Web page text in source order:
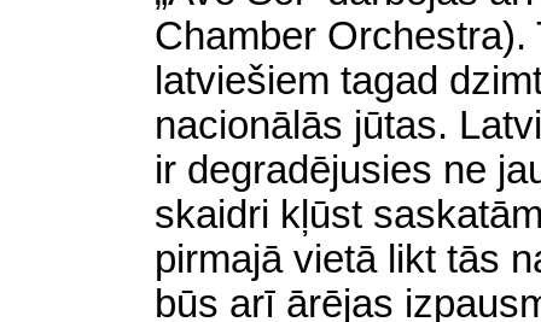
Chamber
latviešiem tagad
nacionālās jūtas.
ir degradējusies ne
skaidri kļūst
pirmajā vietā likt tās
būs arī ārējas